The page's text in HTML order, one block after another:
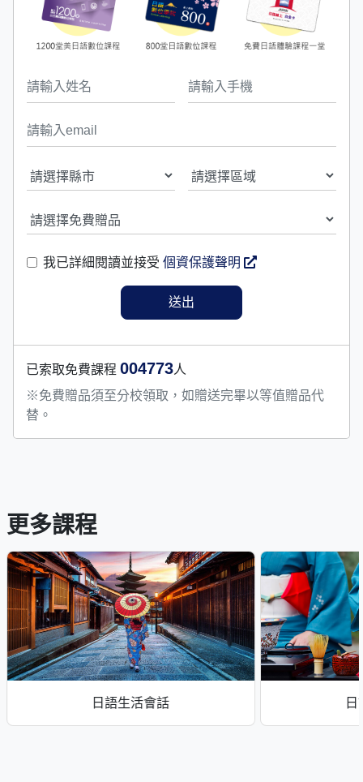
我已詳細閱讀並接受 個資保護聲明
已索取免費課程 004773人
※免費贈品須至分校領取，如贈送完畢以等值贈品代
替。
更多課程
日語生活會話